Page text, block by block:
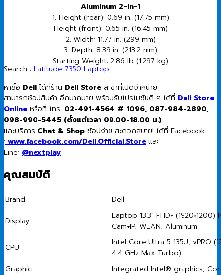
Aluminum 2-in-1
1. Height (rear): 0.69 in. (17.75 mm)
Height (front): 0.65 in. (16.45 mm)
2. Width: 11.77 in. (299 mm)
3. Depth: 8.39 in. (213.2 mm)
Starting Weight: 2.86 lb (1.297 kg)
Search : Latitude 7350 Laptop
หาซื้อ Dell ได้ที่ร้าน Dell Store สาขาที่เปิดจำหน่าย
สามารถช้อปสินค้า อีกมากมาย พร้อมรับโปรโมชั่นดี ๆ ได้ที่ Dell Store
Online หรือที่ โทร. 02-491-4564 # 1096, 087-984-2890,
098-990-5445 (ตั้งแต่เวลา 09.00-18.00 น.)
และบริการ Chat & Shop ช้อปง่าย สะดวกสบาย! ได้ที่ Facebook
: www.facebook.com/Dell.Official.Store และ
Line: @nextplay
คุณสมบัติ
Brand
Dell
Display
Laptop 13.3″ FHD+
Cam+IP, WLAN, Aluminum
CPU
Intel Core Ultra 5 135U, vPRO
4.4 GHz Max Turbo)
Graphic
Integrated Intel® graphics,